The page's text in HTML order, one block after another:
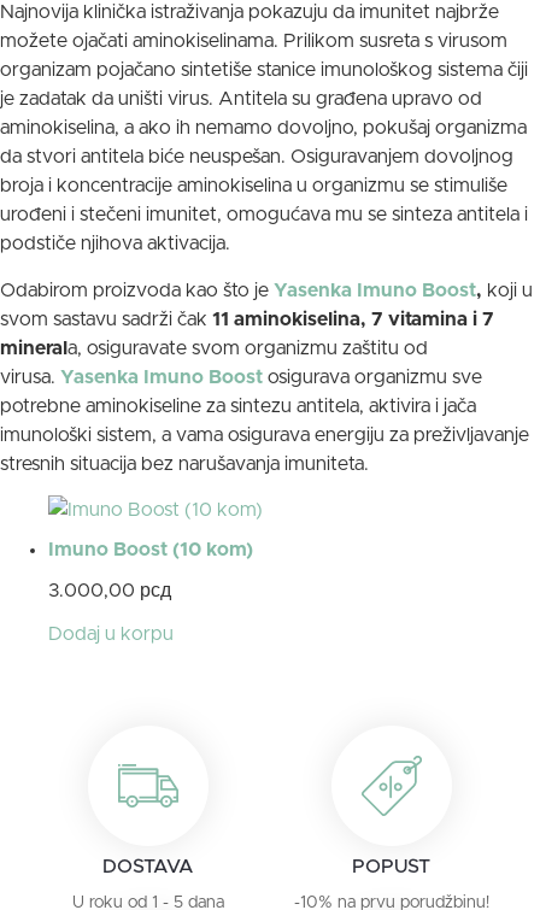
Najnovija klinička istraživanja pokazuju da imunitet najbrže
možete ojačati aminokiselinama. Prilikom susreta s virusom
organizam pojačano sintetiše stanice imunološkog sistema čiji
je zadatak da uništi virus. Antitela su građena upravo od
aminokiselina, a ako ih nemamo dovoljno, pokušaj organizma
da stvori antitela biće neuspešan. Osiguravanjem dovoljnog
broja i koncentracije aminokiselina u organizmu se stimuliše
urođeni i stečeni imunitet, omogućava mu se sinteza antitela i
podstiče njihova aktivacija.
Odabirom proizvoda kao što je Yasenka Imuno Boost, koji u
svom sastavu sadrži čak 11 aminokiselina, 7 vitamina i 7
minerala, osiguravate svom organizmu zaštitu od
virusa. Yasenka Imuno Boost osigurava organizmu sve
potrebne aminokiseline za sintezu antitela, aktivira i jača
imunološki sistem, a vama osigurava energiju za preživljavanje
stresnih situacija bez narušavanja imuniteta.
Imuno Boost (10 kom)
3.000,00 рсд
Dodaj u korpu
DOSTAVA
U roku od 1 - 5 dana
POPUST
-10% na prvu porudžbinu!